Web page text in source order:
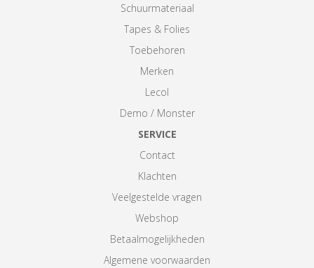
Schuurmateriaal
Tapes & Folies
Toebehoren
Merken
Lecol
Demo / Monster
SERVICE
Contact
Klachten
Veelgestelde vragen
Webshop
Betaalmogelijkheden
Algemene voorwaarden